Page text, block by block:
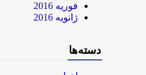
فوریه 2016
ژانویه 2016
دسته‌ها